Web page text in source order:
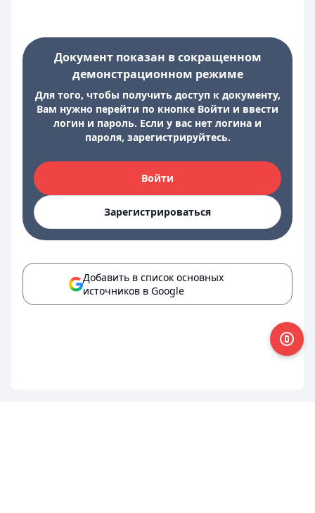
Документ показан в сокращенном
демонстрационном режиме
Для того, чтобы получить доступ к документу,
Вам нужно перейти по кнопке Войти и ввести
логин и пароль. Если у вас нет логина и
пароля, зарегистрируйтесь.
Войти
Зарегистрироваться
Добавить в список основных
источников в Google